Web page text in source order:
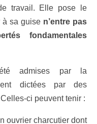
travail. Elle pose le
à sa guise n’entre pas
fondamentales
admises par la
dictées par des
ci peuvent tenir :
ouvrier charcutier dont